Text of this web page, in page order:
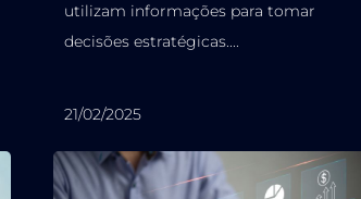
utilizam informações para tomar
decisões estratégicas....
21/02/2025